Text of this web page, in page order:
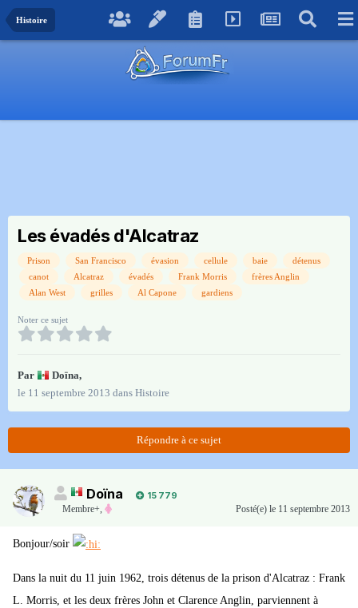
Histoire
Les évadés d'Alcatraz
Prison San Francisco évasion cellule baie
détenus
canot
Alcatraz évadés Frank Morris
frères Anglin
Alan West
grilles Al Capone gardiens
Noter ce sujet
Par Doïna,
le 11 septembre 2013 dans Histoire
Répondre à ce sujet
Doïna
15 779
Membre+,
Posté(e) le 11 septembre 2013
Bonjour/soir
Dans la nuit du 11 juin 1962, trois détenus de la prison d'Alcatraz : Frank
L. Morris, et les deux frères John et Clarence Anglin, parviennent à